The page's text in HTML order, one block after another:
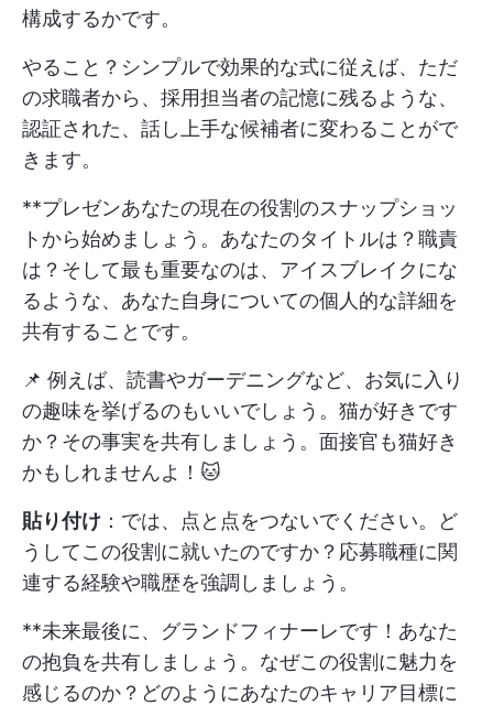
構成するかです。
やること？シンプルで効果的な式に従えば、ただ
の求職者から、採用担当者の記憶に残るような、
認証された、話し上手な候補者に変わることがで
きます。
**プレゼンあなたの現在の役割のスナップショッ
トから始めましょう。あなたのタイトルは？職責
は？そして最も重要なのは、アイスブレイクにな
るような、あなた自身についての個人的な詳細を
共有することです。
📌 例えば、読書やガーデニングなど、お気に入り
の趣味を挙げるのもいいでしょう。猫が好きです
か？その事実を共有しましょう。面接官も猫好き
かもしれませんよ！🐱
貼り付け ：では、点と点をつないでください。ど
うしてこの役割に就いたのですか？応募職種に関
連する経験や職歴を強調しましょう。
**未来最後に、グランドフィナーレです！あなた
の抱負を共有しましょう。なぜこの役割に魅力を
感じるのか？どのようにあなたのキャリア目標に